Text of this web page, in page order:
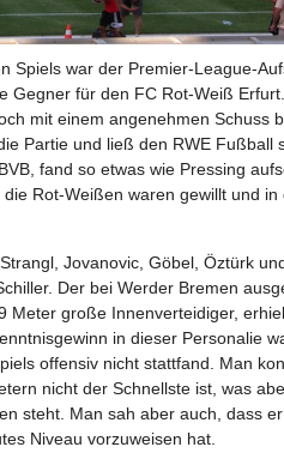
Spiels war der Premier-League-
Gegner für den FC Rot-Weiß
mit einem angenehmen Schuss
Partie und ließ den RWE Fußball
fand so etwas wie Pressing
Rot-Weißen waren gewillt und
Jovanovic, Göbel, Öztürk
Der bei Werder Bremen
Meter große Innenverteidiger,
in dieser Personalie
offensiv nicht stattfand. Man
nicht der Schnellste ist, was
steht. Man sah aber auch, dass
Niveau vorzuweisen hat.